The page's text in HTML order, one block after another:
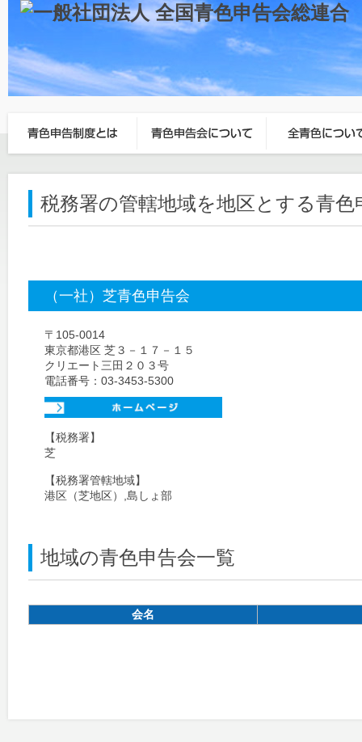
税務署の管轄地域を地区とする青色
（一社）芝青色申告会
〒105-0014
東京都港区 芝３－１７－１５
クリエート三田２０３号
電話番号：03-3453-5300
【税務署】
芝
【税務署管轄地域】
港区（芝地区） ,島しょ部
地域の青色申告会一覧
会名